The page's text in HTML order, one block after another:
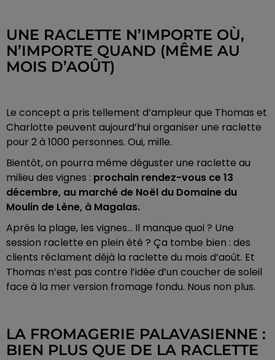
UNE RACLETTE N’IMPORTE OÙ,
N’IMPORTE QUAND (MÊME AU
MOIS D’AOÛT)
Le concept a pris tellement d’ampleur que Thomas et
Charlotte peuvent aujourd’hui organiser une raclette
pour 2 à 1000 personnes. Oui, mille.
Bientôt, on pourra même déguster une raclette au
milieu des vignes : prochain rendez-vous ce 13
décembre, au marché de Noël du Domaine du
Moulin de Lène, à Magalas.
Après la plage, les vignes… Il manque quoi ? Une
session raclette en plein été ? Ça tombe bien : des
clients réclament déjà la raclette du mois d’août. Et
Thomas n’est pas contre l’idée d’un coucher de soleil
face à la mer version fromage fondu. Nous non plus.
LA FROMAGERIE PALAVASIENNE :
BIEN PLUS QUE DE LA RACLETTE